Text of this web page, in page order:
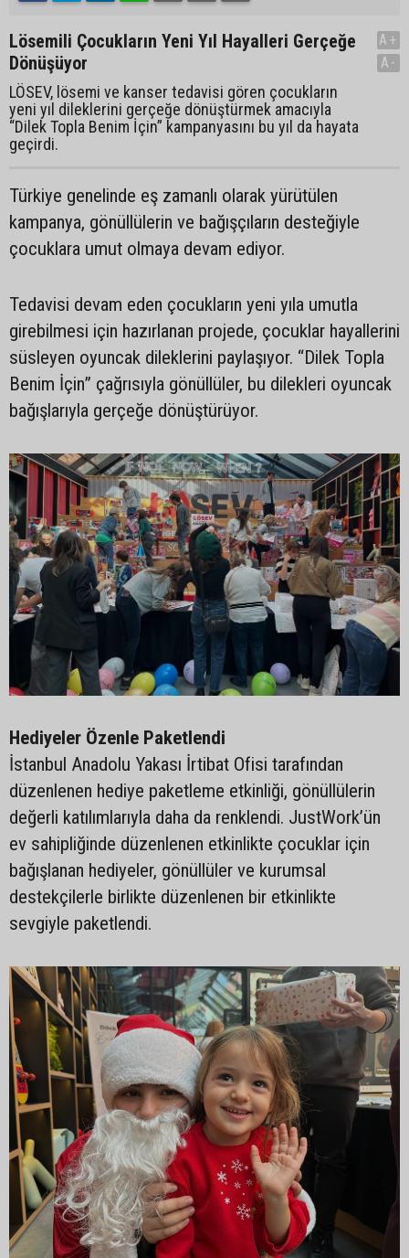
Lösemili Çocukların Yeni Yıl Hayalleri Gerçeğe
Dönüşüyor
LÖSEV, lösemi ve kanser tedavisi gören çocukların
yeni yıl dileklerini gerçeğe dönüştürmek amacıyla
“Dilek Topla Benim İçin” kampanyasını bu yıl da hayata
geçirdi.
A+
A-
Türkiye genelinde eş zamanlı olarak yürütülen
kampanya, gönüllülerin ve bağışçıların desteğiyle
çocuklara umut olmaya devam ediyor.
Tedavisi devam eden çocukların yeni yıla umutla
girebilmesi için hazırlanan projede, çocuklar hayallerini
süsleyen oyuncak dileklerini paylaşıyor. “Dilek Topla
Benim İçin” çağrısıyla gönüllüler, bu dilekleri oyuncak
bağışlarıyla gerçeğe dönüştürüyor.
Hediyeler Özenle Paketlendi
İstanbul Anadolu Yakası İrtibat Ofisi tarafından
düzenlenen hediye paketleme etkinliği, gönüllülerin
değerli katılımlarıyla daha da renklendi. JustWork’ün
ev sahipliğinde düzenlenen etkinlikte çocuklar için
bağışlanan hediyeler, gönüllüler ve kurumsal
destekçilerle birlikte düzenlenen bir etkinlikte
sevgiyle paketlendi.